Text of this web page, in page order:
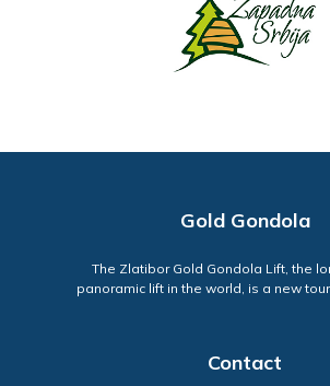
Gold Gondola
The Zlatibor Gold Gondola Lift, the
panoramic lift in the world, is a new
Contact